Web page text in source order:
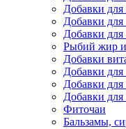
Добавки для
Добавки
Добавки
Рыбий жир и
Добавки
Добавки
Добавки
Добавки для
Фиточаи
Бальзамы,